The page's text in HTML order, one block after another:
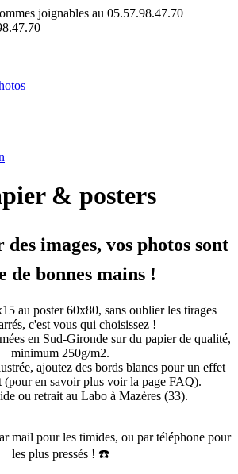
joignables au 05.57.98.47.70
& posters
images, vos photos sont
de bonnes mains !
au poster 60x80, sans oublier les tirages
c'est vous qui choisissez !
en Sud-Gironde sur du papier de qualité,
minimum 250g/m2.
ajoutez des bords blancs pour un effet
(pour en savoir plus voir la page FAQ).
ou retrait au Labo à Mazères (33).
mail pour les timides, ou par téléphone pour
les plus pressés ! ☎️